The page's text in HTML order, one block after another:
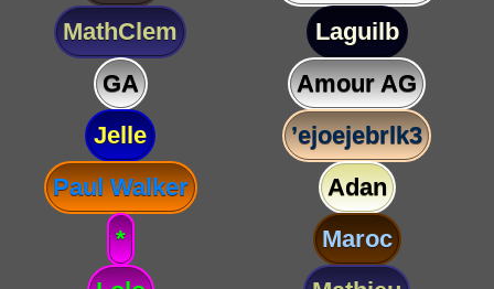
MathClem
Laguilb
GA
Amour AG
Jelle
’ejoejebrlk3
Paul Walker
Adan
*
Maroc